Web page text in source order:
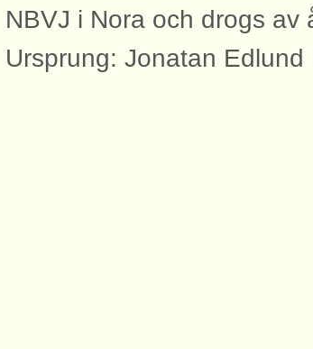
NBVJ i Nora och drogs av
Ursprung: Jonatan